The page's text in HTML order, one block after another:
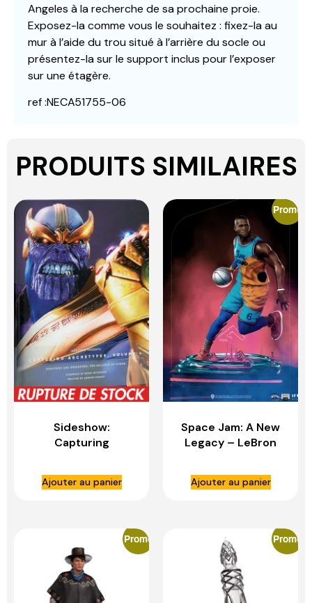
Angeles à la recherche de sa prochaine proie.
Exposez-la comme vous le souhaitez : fixez-la au
mur à l’aide du trou situé à l’arrière du socle ou
présentez-la sur le support inclus pour l’exposer
sur une étagère.
ref :NECA51755-06
PRODUITS SIMILAIRES
Sideshow:
Capturing
4 Book – SIDESHOW
TOYS
Ajouter au panier
Promo
Space Jam: A New
Legacy – LeBron
Statue – IRON
STUDIOS
Ajouter au panier
Promo Promo